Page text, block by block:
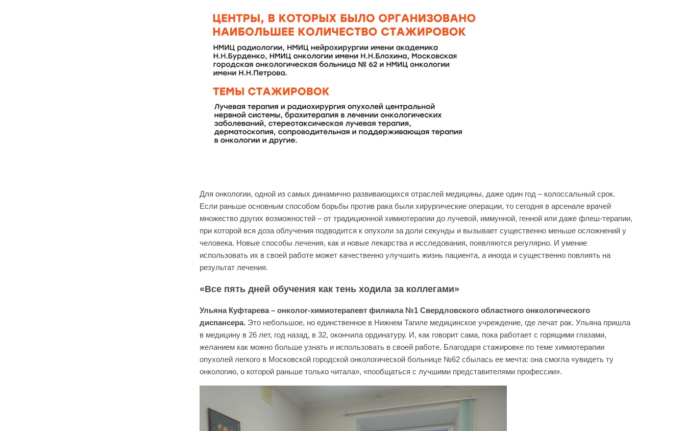
Для онкологии, одной из самых динамично развивающихся отраслей медицины, даже один год – колоссальный срок.
Если раньше основным способом борьбы против рака были хирургические операции, то сегодня в арсенале врачей
множество других возможностей – от традиционной химиотерапии до лучевой, иммунной, генной или даже флеш-терапии,
при которой вся доза облучения подводится к опухоли за доли секунды и вызывает существенно меньше осложнений у
человека. Новые способы лечения, как и новые лекарства и исследования, появляются регулярно. И умение
использовать их в своей работе может качественно улучшить жизнь пациента, а иногда и существенно повлиять на
результат лечения.
«Все пять дней обучения как тень ходила за коллегами»
Ульяна Куфтарева – онколог-химиотерапевт филиала №1 Свердловского областного онкологического
диспансера. Это небольшое, но единственное в Нижнем Тагиле медицинское учреждение, где лечат рак. Ульяна пришла
в медицину в 26 лет, год назад, в 32, окончила ординатуру. И, как говорит сама, пока работает с горящими глазами,
желанием как можно больше узнать и использовать в своей работе. Благодаря стажировке по теме химиотерапии
опухолей легкого в Московской городской онкологической больнице №62 сбылась ее мечта: она смогла «увидеть ту
онкологию, о которой раньше только читала», «пообщаться с лучшими представителями профессии».